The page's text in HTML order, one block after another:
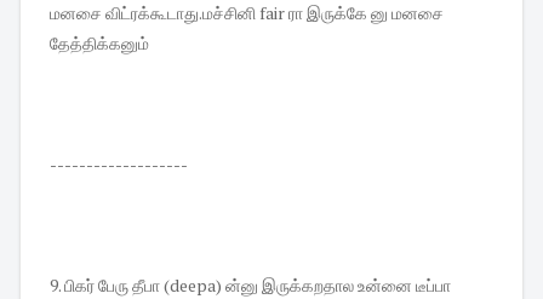
மனசை விட்ரக்கூடாது.மச்சினி fair ரா இருக்கே னு மனசை
தேத்திக்கனும்
-------------------
9. பிகர் பேரு தீபா (deepa) ன்னு இருக்கறதால உன்னை டீப்பா